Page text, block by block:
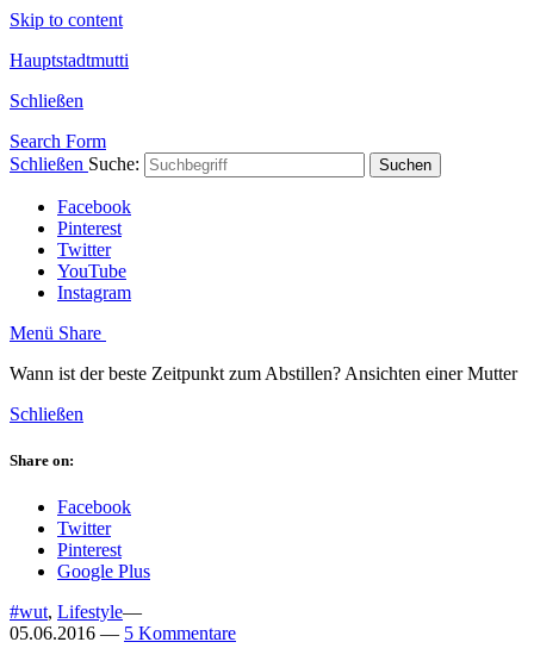
Skip to content
Hauptstadtmutti
Schließen
Search Form
Schließen Suche: Suchen
Facebook
Pinterest
Twitter
YouTube
Instagram
Menü Share
Wann ist der beste Zeitpunkt zum Abstillen? Ansichten einer Mutter
Schließen
Share on:
Facebook
Twitter
Pinterest
Google Plus
#wut, Lifestyle—
05.06.2016 — 5 Kommentare